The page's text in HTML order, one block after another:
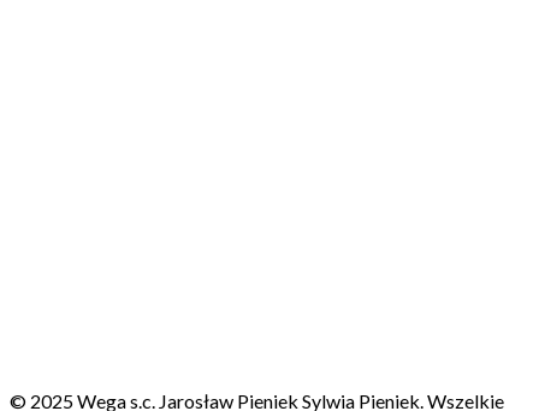
© 2025 Wega s.c. Jarosław Pieniek Sylwia Pieniek. Wszelkie